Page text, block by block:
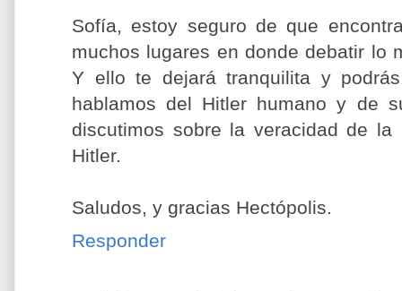
Sofía, estoy seguro de que
muchos lugares en donde debatir lo
Y ello te dejará tranquilita y
hablamos del Hitler humano y de
discutimos sobre la veracidad de
Hitler.
Saludos, y gracias Hectópolis.
Responder